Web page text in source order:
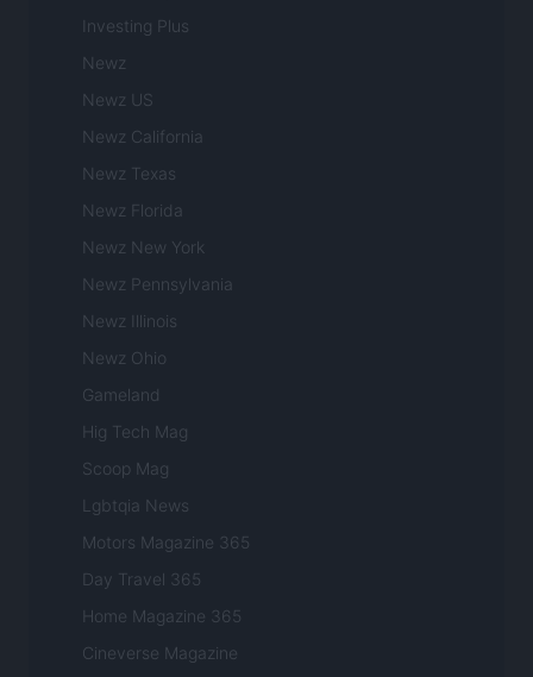
Investing Plus
Newz
Newz US
Newz California
Newz Texas
Newz Florida
Newz New York
Newz Pennsylvania
Newz Illinois
Newz Ohio
Gameland
Hig Tech Mag
Scoop Mag
Lgbtqia News
Motors Magazine 365
Day Travel 365
Home Magazine 365
Cineverse Magazine